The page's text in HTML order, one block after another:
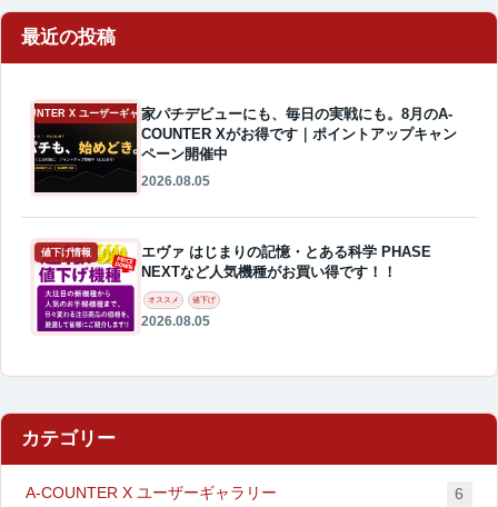
最近の投稿
A-COUNTER X ユーザーギャラリー家パチデビューにも、毎日の実戦にも。8月のA-
COUNTER Xがお得です｜ポイントアップキャン
ペーン開催中
2026.08.05
値下げ情報
エヴァ はじまりの記憶・とある科学 PHASE
NEXTなど人気機種がお買い得です！！
オススメ 値下げ
2026.08.05
カテゴリー
A-COUNTER X ユーザーギャラリー 6